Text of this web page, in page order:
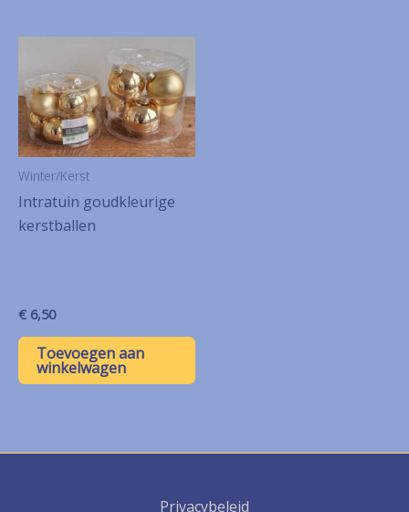
Winter/Kerst
Intratuin goudkleurige
kerstballen
€ 6,50
Toevoegen aan
winkelwagen
Privacybeleid